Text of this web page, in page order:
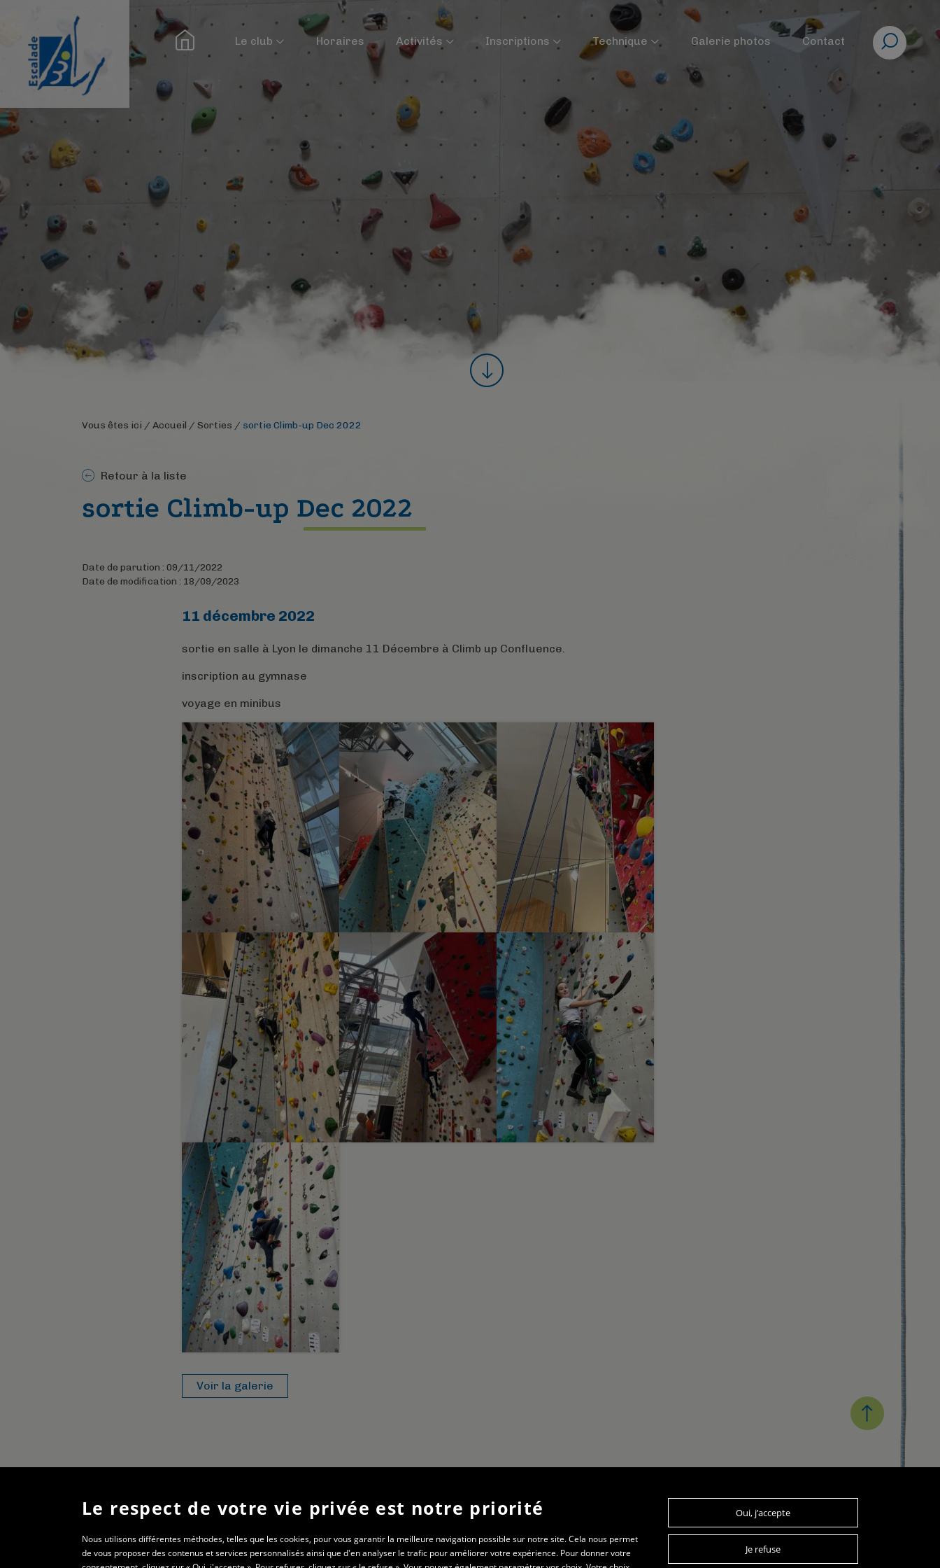
Le club Horaires Activités Inscriptions Technique Galerie photos Contact Rechercher
Vous êtes ici / Accueil / Sorties / sortie Climb-up Dec 2022
Retour à la liste
sortie Climb-up Dec 2022
Date de parution : 09/11/2022
Date de modification : 18/09/2023
11 décembre 2022
sortie en salle à Lyon le dimanche 11 Décembre à Climb up Confluence.
inscription au gymnase
voyage en minibus
Voir la galerie
Gymnase St-Roch
01000 Bourg-en-Bresse
les jeudis de 20h à 22h
Le respect de votre vie privée est notre priorité
Nous utilisons différentes méthodes, telles que les cookies, pour vous garantir la meilleure navigation possible sur notre site. Cela nous permet
de vous proposer des contenus et services personnalisés ainsi que d'en analyser le trafic pour améliorer votre expérience. Pour donner votre
Oui, j’accepte
Je refuse